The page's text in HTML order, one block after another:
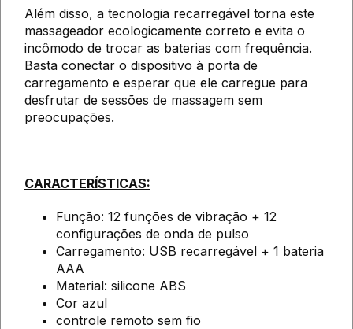
Além disso, a tecnologia recarregável torna este
massageador ecologicamente correto e evita o
incômodo de trocar as baterias com frequência.
Basta conectar o dispositivo à porta de
carregamento e esperar que ele carregue para
desfrutar de sessões de massagem sem
preocupações.
CARACTERÍSTICAS:
Função: 12 funções de vibração + 12
configurações de onda de pulso
Carregamento: USB recarregável + 1 bateria
AAA
Material: silicone ABS
Cor azul
controle remoto sem fio